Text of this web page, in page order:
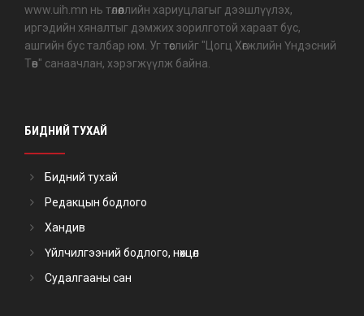
www.uih.mn нь төлөөллийн хариуцлагыг дээшлүүлэх,
иргэдийн хяналтыг дэмжих зорилготой хараат бус,
ашгийн бус талбар юм. Уг төслийг "Цогц Хөгжлийн Үндэсний
Төв" санаачлан, хэрэгжүүлж байна.
БИДНИЙ ТУХАЙ
Бидний тухай
Редакцын бодлого
Хандив
Үйлчилгээний бодлого, нөхцөл
Судалгааны сан